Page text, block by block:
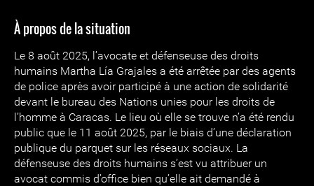
À propos de la situation
Le 8 août 2025, l’avocate et défenseuse des droits
humains Martha Lía Grajales a été arrêtée par des agents
de police après avoir participé à une action de solidarité
devant le bureau des Nations unies pour les droits de
l’homme à Caracas. Le lieu où elle se trouve n’a été rendu
public que le 11 août 2025, par le biais d’une déclaration
publique du parquet sur les réseaux sociaux. La
défenseuse des droits humains s’est vu attribuer un
avocat commis d’office bien qu’elle ait demandé à